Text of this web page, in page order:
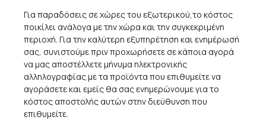
Για παραδόσεις σε χώρες του εξωτερικού,το κόστος
ποικίλει ανάλογα με την χώρα και την συγκεκριμένη
περιοχή. Για την καλύτερη εξυπηρέτηση και ενημέρωσή
σας, συνιστούμε πριν προχωρήσετε σε κάποια αγορά
να μας αποστέλλετε μήνυμα ηλεκτρονικής
αλληλογραφίας με τα προϊόντα που επιθυμείτε να
αγοράσετε και εμείς θα σας ενημερώνουμε για το
κόστος αποστολής αυτών στην διεύθυνση που
επιθυμείτε.